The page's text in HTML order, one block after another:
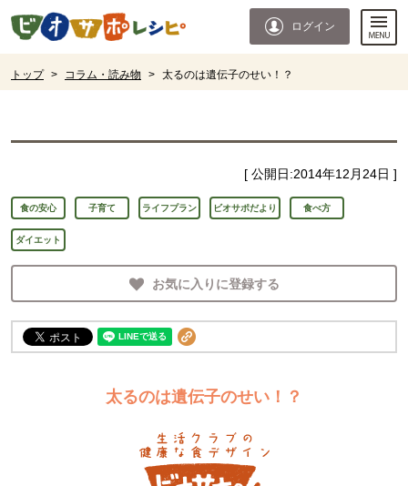
ページの先頭です。
ログイン
トップ > コラム・読み物 > 太るのは遺伝子のせい！？
[ 公開日:2014年12月24日 ]
食の安心 子育て ライフプラン ビオサポだより 食べ方
ダイエット
お気に入りに登録する
太るのは遺伝子のせい！？